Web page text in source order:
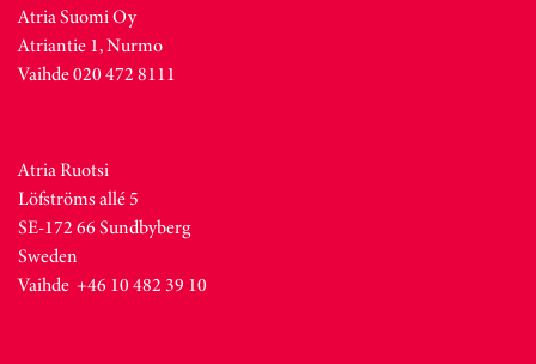
Atria Suomi Oy
Atriantie 1, Nurmo
Vaihde 020 472 8111
Atria Ruotsi
Löfströms allé 5
SE-172 66 Sundbyberg
Sweden
Vaihde +46 10 482 39 10